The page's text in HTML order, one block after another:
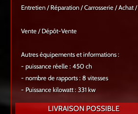
Entretien / Réparation / Carrosserie / Achat /
Vente / Dépôt-Vente
Autres équipements et informations :
- puissance réelle : 450 ch
- nombre de rapports : 8 vitesses
- Puissance kilowatt : 331 kw
LIVRAISON POSSIBLE